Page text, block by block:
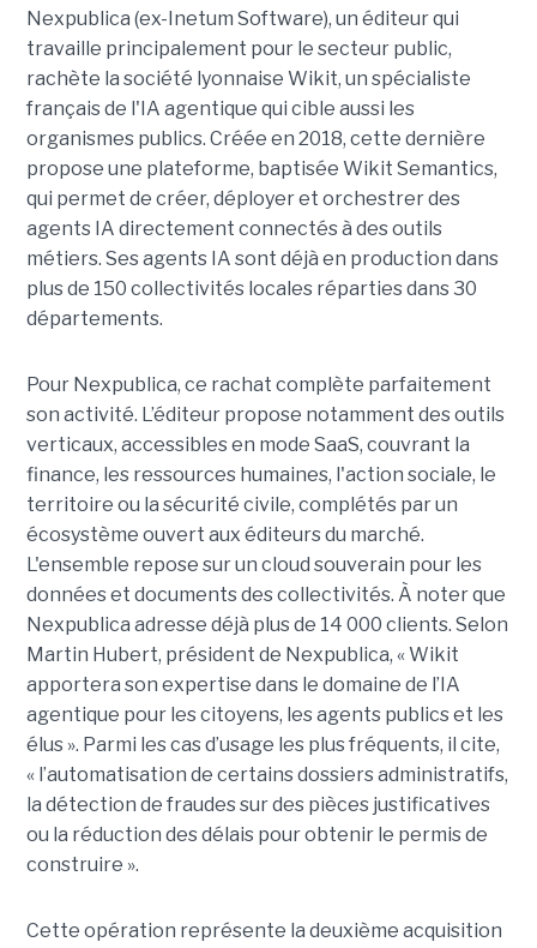
Nexpublica (ex-Inetum Software), un éditeur qui
travaille principalement pour le secteur public,
rachète la société lyonnaise Wikit, un spécialiste
français de l'IA agentique qui cible aussi les
organismes publics. Créée en 2018, cette dernière
propose une plateforme, baptisée Wikit Semantics,
qui permet de créer, déployer et orchestrer des
agents IA directement connectés à des outils
métiers. Ses agents IA sont déjà en production dans
plus de 150 collectivités locales réparties dans 30
départements.
Pour Nexpublica, ce rachat complète parfaitement
son activité. L’éditeur propose notamment des outils
verticaux, accessibles en mode SaaS, couvrant la
finance, les ressources humaines, l'action sociale, le
territoire ou la sécurité civile, complétés par un
écosystème ouvert aux éditeurs du marché.
L'ensemble repose sur un cloud souverain pour les
données et documents des collectivités. À noter que
Nexpublica adresse déjà plus de 14 000 clients. Selon
Martin Hubert, président de Nexpublica, « Wikit
apportera son expertise dans le domaine de l’IA
agentique pour les citoyens, les agents publics et les
élus ». Parmi les cas d’usage les plus fréquents, il cite,
« l’automatisation de certains dossiers administratifs,
la détection de fraudes sur des pièces justificatives
ou la réduction des délais pour obtenir le permis de
construire ».
Cette opération représente la deuxième acquisition